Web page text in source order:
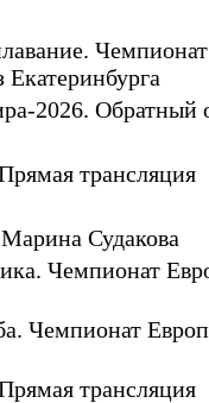
Екатеринбурга
2026. Обратный
трансляция
Судакова
Чемпионат
Чемпионат
трансляция